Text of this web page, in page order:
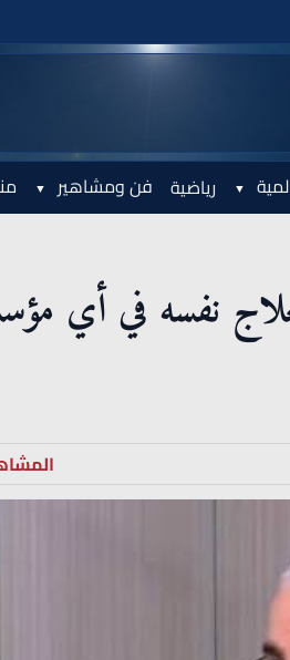
رياضية فن ومشاهير
نفسه في أي